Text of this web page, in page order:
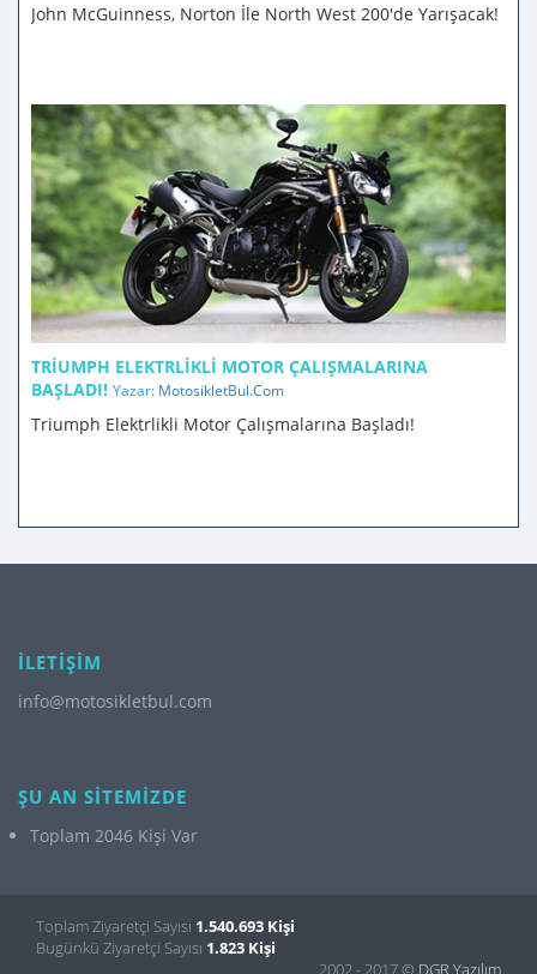
John McGuinness, Norton İle North West 200'de Yarışacak!
TRIUMPH ELEKTRLIKLI MOTOR ÇALIŞMALARINA
BAŞLADI! Yazar: MotosikletBul.Com
Triumph Elektrlikli Motor Çalışmalarına Başladı!
İLETİŞİM
info@motosikletbul.com
ŞU AN SİTEMİZDE
Toplam 2046 Kişi Var
Toplam Ziyaretçi Sayısı 1.540.693 Kişi
Bugünkü Ziyaretçi Sayısı 1.823 Kişi
2002 - 2017 © DGR Yazılım